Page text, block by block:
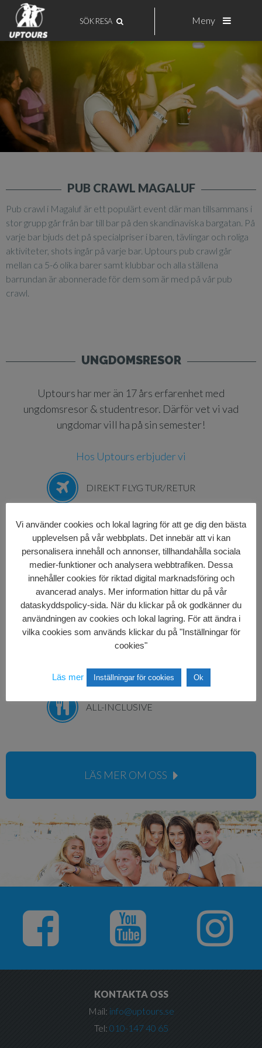
SÖK RESA Meny
PUB CRAWL MAGALUF
Pub crawl i Magaluf är ett populärt event där man tillsammans i
stor grupp går från bar till bar på den skandinaviska bargatan. På
varje bar bjuds det på specialpriser i baren, tävlingar och roliga
aktiviteter, shots ingår på varje bar. Uptours pub crawl går
mellan ca 5-6 olika barer samt klubbar och alla ställena
barrundan är abonnerade för dem som är med på vår pub
crawl.
UNGDOMSRESOR
Uptours har mer än 17 års erfarenhet med
ungdomsresor & studentresor. Därför vet vi vad
ungdomar vill ha på sin semester!
Hos Uptours erbjuder vi
DIREKT FLYG TUR/RETUR
AKTIV GUIDESERVICE 24/7
BUSS TILL & FRÅN HOTELLET
UTBILDADE GUIDER
ALL-INCLUSIVE
LÄS MER OM OSS
KONTAKTA OSS
Mail: info@uptours.se
Tel: 010-147 40 65
Vi använder cookies och lokal lagring för att ge dig den bästa
upplevelsen på vår webbplats. Det innebär att vi kan
personalisera innehåll och annonser, tillhandahålla sociala
medier-funktioner och analysera webbtrafiken. Dessa
innehåller cookies för riktad digital marknadsföring och
avancerad analys. Mer information hittar du på vår
dataskyddspolicy-sida. När du klickar på ok godkänner du
användningen av cookies och lokal lagring. För att ändra i
vilka cookies som används klickar du på "Inställningar för
cookies"
Läs mer Inställningar för cookies Ok